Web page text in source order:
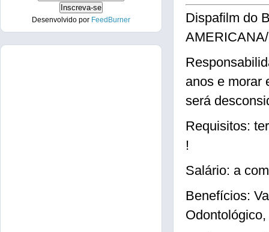
Dispafilm do
anos e morar
será
Requisitos:
!
Salário: a
Benefícios:
Desenvolvido por FeedBurner